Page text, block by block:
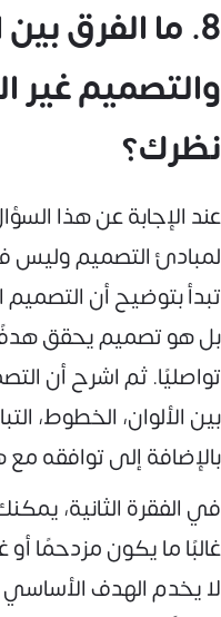
8. ما الفرق
والتصميم غير
نظرك؟
عند الإجابة عن هذا
لمبادئ التصميم وليس
تبدأ بتوضيح أن
بل هو تصميم يحقق
تواصليًا. ثم اشرح أن
بين الألوان، الخطوط،
بالإضافة إلى توافقه مع
في الفقرة الثانية،
غالبًا ما يكون مزدحمًا
لا يخدم الهدف